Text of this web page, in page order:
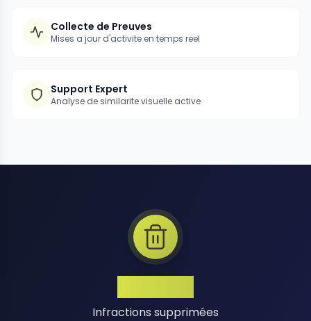
Collecte de Preuves
Mises a jour d'activite en temps reel
Support Expert
Analyse de similarite visuelle active
Infractions supprimées